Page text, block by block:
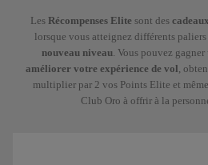
Les Récompenses Elite sont des
lorsque vous atteignez différents paliers
nouveau niveau . Vous pouvez
améliorer votre expérience de vol ,
multiplier par 2 vos Points Elite et
Club Oro à offrir à la